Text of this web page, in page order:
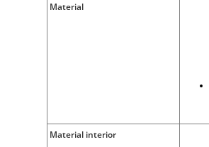
Material
Material interior